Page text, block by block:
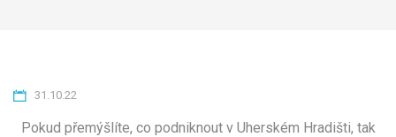
31.10.22
Pokud přemýšlíte, co podniknout v Uherském Hradišti, tak